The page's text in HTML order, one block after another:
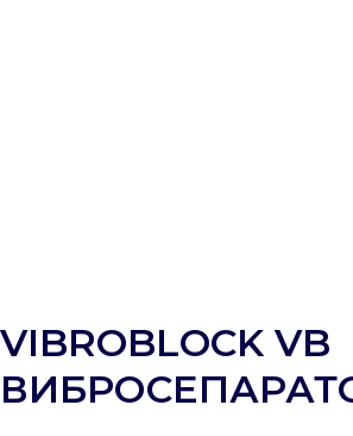
VIBROBLOCK VB